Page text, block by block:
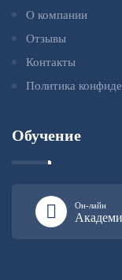
О компании
Отзывы
Контакты
Политика
Обучение
Он-лайн